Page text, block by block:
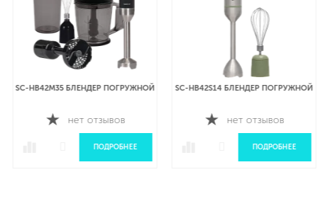
SC-HB42M35 БЛЕНДЕР ПОГРУЖНОЙ
нет отзывов
ПОДРОБНЕЕ
SC-HB42S14 БЛЕНДЕР ПОГРУЖНОЙ
нет отзывов
ПОДРОБНЕЕ